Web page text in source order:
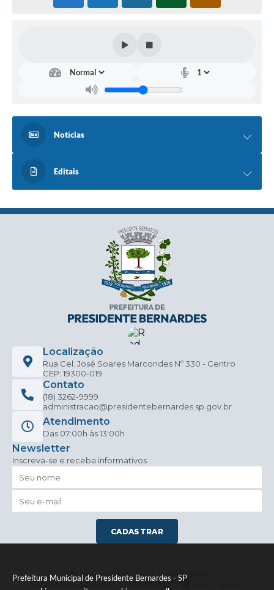
Prefeitura Municipal de Presidente Bernardes - SP
Notícias
Editais
Localização
Rua Cel. José Soares Marcondes Nº 330 - Centro
CEP: 19300-019
Contato
(18) 3262-9999
administracao@presidentebernardes.sp.gov.br
Atendimento
Das 07:00h às 13:00h
Newsletter
Inscreva-se e receba informativos
CADASTRAR
Versão do Sistema:
3.5.3 - 19/06/2026
Portal atualizado em: